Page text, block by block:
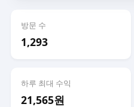
방문 수
1,293
하루 최대 수익
21,565원